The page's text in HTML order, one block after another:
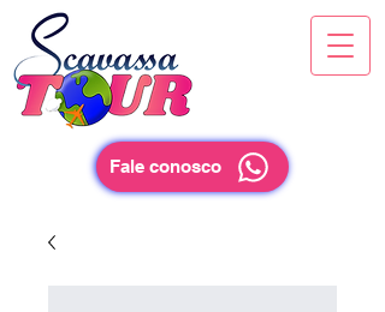
Fale conosco